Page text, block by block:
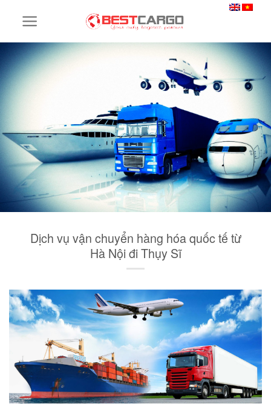
Dịch vụ vận chuyển hàng hóa quốc tế từ
Hà Nội đi Thụy Sĩ